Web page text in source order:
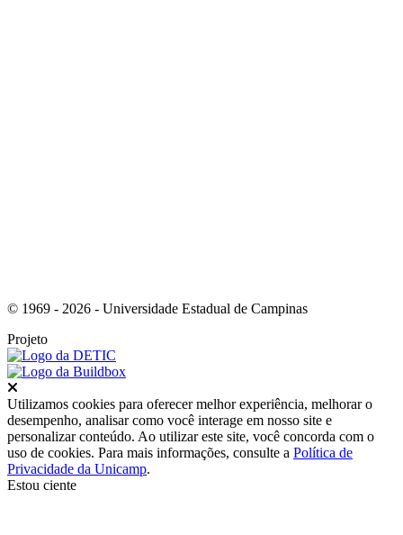
© 1969 - 2026 - Universidade Estadual de Campinas
Projeto
Utilizamos cookies para oferecer melhor experiência, melhorar o
desempenho, analisar como você interage em nosso site e
personalizar conteúdo. Ao utilizar este site, você concorda com o
uso de cookies. Para mais informações, consulte a Política de
Privacidade da Unicamp.
Estou ciente